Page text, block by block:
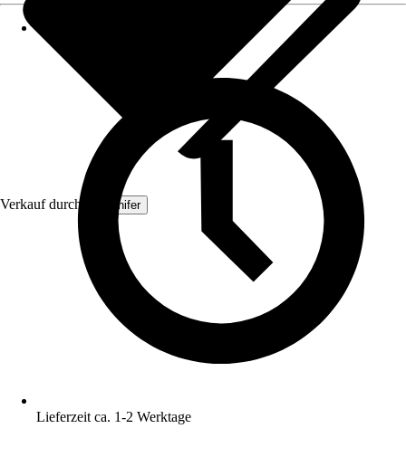
Verkauf durch: Organifer
Lieferzeit ca. 1-2 Werktage